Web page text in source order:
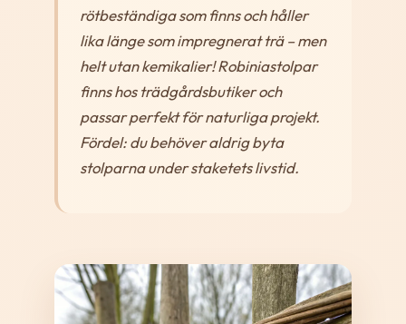
rötbeständiga som finns och håller
lika länge som impregnerat trä – men
helt utan kemikalier! Robiniastolpar
finns hos trädgårdsbutiker och
passar perfekt för naturliga projekt.
Fördel: du behöver aldrig byta
stolparna under staketets livstid.